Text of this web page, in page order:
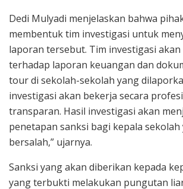
Dedi Mulyadi menjelaskan bahwa
membentuk tim investigasi untuk
laporan tersebut. Tim investigasi
terhadap laporan keuangan dan
tour di sekolah-sekolah yang
investigasi akan bekerja secara
transparan. Hasil investigasi akan
penetapan sanksi bagi kepala
bersalah,” ujarnya.
Sanksi yang akan diberikan kepada
yang terbukti melakukan pungutan